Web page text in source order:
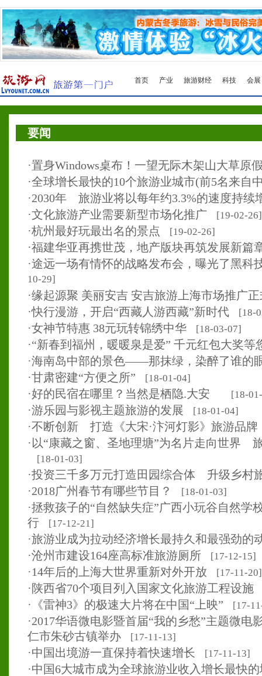
会展
科技
旅游财经
产业
首页
要闻
·置身Windows桌布！一望无际木架山大草原
·全球增长最快的10个旅游业城市(前5名来自
·2030年 旅游业将以每年约3.3%的速度持续
·文化旅游产业需要新型市场化推广 [19-02-26]
·杭州最好玩最出名的景点 [19-02-26]
·福建华亚再携世茂，地产版块再筑发展新篇
·途远一场有情怀的战略发布会，曝光了黑科
10-29]
·缘起源聚 美丽安吉 安吉旅游上海市场推广
·快行漫游，开启“西藏人游西藏”新时代 [18-
·女神节特惠 38元玩转锦绣中华 [18-03-07]
·“新春到福州，暖暖泉是爱” 千元红包大奖等
·海南岛中部的景色——那抹绿，染醉了谁的
·甘肃密建“方便之所” [18-01-04]
·好的民宿在哪里？当然是栖隐.大安 [18-
·游乐园与影视主题旅游的发展 [18-01-04]
·不断创新 打造《大宋·汴河灯影》旅游品牌
· 以“康藏之窗、圣地理塘”为名片走向世界
[18-01-03]
·投资三千多万元打造田园综合体 升级乡村
·2018广州春节有哪些节目？ [18-01-03]
·拯救孩子的“自然缺失症”广西小玩谷自然学
行
[17-12-21]
·旅游业成为拉动经济增长最持久和最强劲的
·沧州市建设164座高标准旅游厕所 [17-12-15]
·14年后的上海大世界重新对外开放 [17-11-20]
·陕西省70个项目列入国家文化旅游工程设施
· 《雷神3》的极速大片将在中国“上映” [17-
·2017华语微电影暨首届“我的乡愁”主题微电
仁市朱砂古镇举办
[17-11-13]
·中国出境游一直保持着快速增长 [17-11-13]
·中国6大城市成为全球旅游业收入增长最快